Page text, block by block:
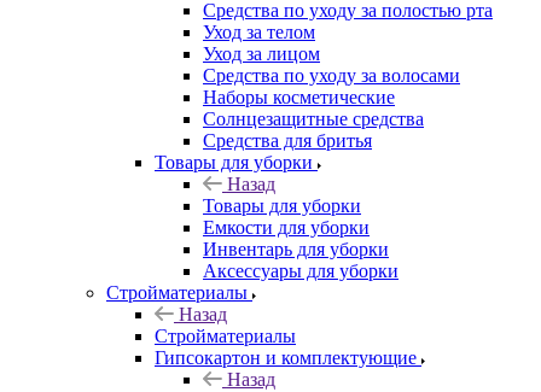
Средства по уходу за полостью рта
Уход за телом
Уход за лицом
Средства по уходу за волосами
Наборы косметические
Солнцезащитные средства
Средства для бритья
Товары для уборки
Назад
Товары для уборки
Емкости для уборки
Инвентарь для уборки
Аксессуары для уборки
Стройматериалы
Назад
Стройматериалы
Гипсокартон и комплектующие
Назад